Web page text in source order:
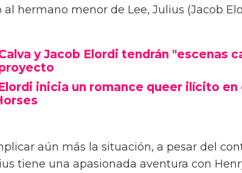
hermano menor de Lee, Julius (Jacob
y Jacob Elordi tendrán "escenas
inicia un romance queer ilícito en
aún más la situación, a pesar del
tiene una apasionada aventura con